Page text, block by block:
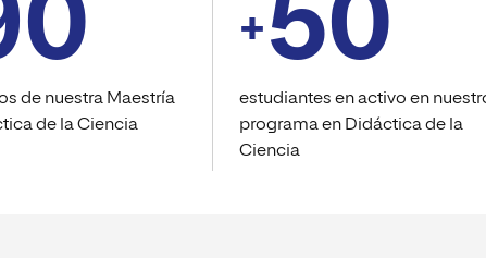
de nuestra Maestría
de la Ciencia
+50
estudiantes en activo en
programa en Didáctica de la
Ciencia